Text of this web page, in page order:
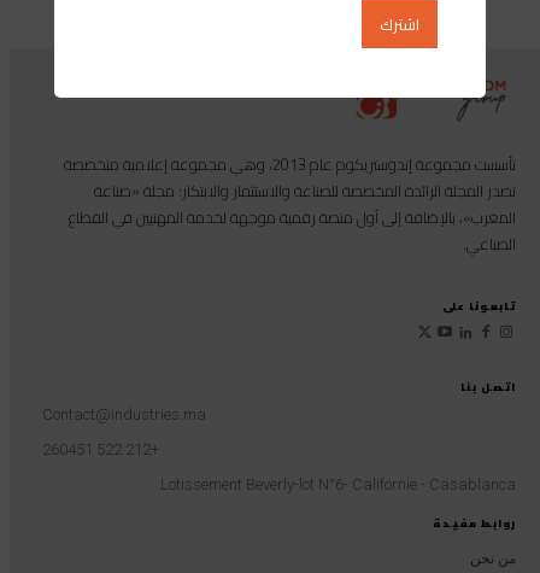
روابط مفيدة
من نحن
اتصل بنا
Contact@industries.ma
+212 522 260451
Lotissement Beverly-lot N°6- Californie - Casablanca
تأسست مجموعة إندوستريكوم عام 2013، وهي مجموعة إعلامية متخصصة
تصدر المجلة الرائدة المخصصة للصناعة والاستثمار والابتكار: مجلة «صناعة
المغرب»، بالإضافة إلى أول منصة رقمية موجهة لخدمة المهنيين في القطاع
الصناعي.
تابعونا على